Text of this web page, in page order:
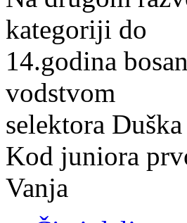
kategoriji do
14.godina
vodstvom
selektora
Kod juniora
Vanja